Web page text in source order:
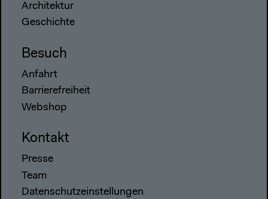
Architektur
Geschichte
Besuch
Anfahrt
Barrierefreiheit
Webshop
Kontakt
Presse
Team
Datenschutzeinstellungen